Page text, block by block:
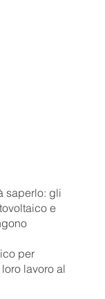
saperlo: gli
e
per
lavoro al